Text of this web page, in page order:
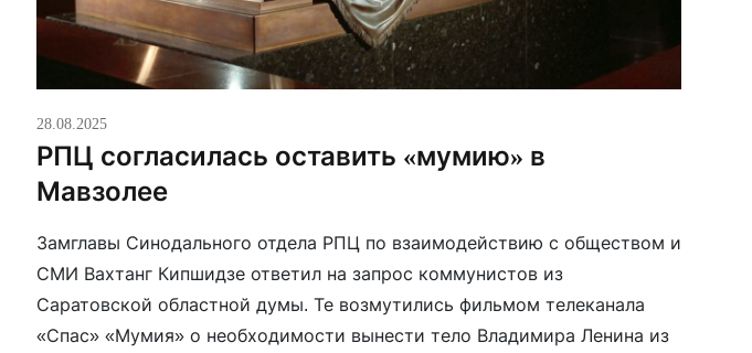
28.08.2025
РПЦ согласилась оставить «мумию» в
Мавзолее
Замглавы Синодального отдела РПЦ по взаимодействию с обществом и
СМИ Вахтанг Кипшидзе ответил на запрос коммунистов из
Саратовской областной думы. Те возмутились фильмом телеканала
«Спас» «Мумия» о необходимости вынести тело Владимира Ленина из